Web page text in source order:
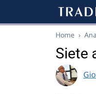
Home ›
Siete